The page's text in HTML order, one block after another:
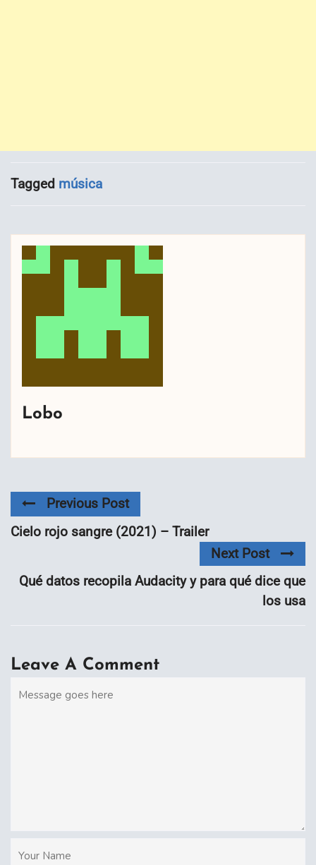
Tagged música
Lobo
Previous Post
Cielo rojo sangre (2021) – Trailer
Next Post
Qué datos recopila Audacity y para qué dice que
los usa
Leave A Comment